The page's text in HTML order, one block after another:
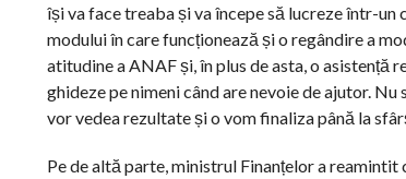
își va face treaba și va începe să lucreze într-
modului în care funcționează și o regândire a
atitudine a ANAF și, în plus de asta, o asistență
ghideze pe nimeni când are nevoie de ajutor.
vor vedea rezultate și o vom finaliza până la
Pe de altă parte, ministrul Finanțelor a reamintit